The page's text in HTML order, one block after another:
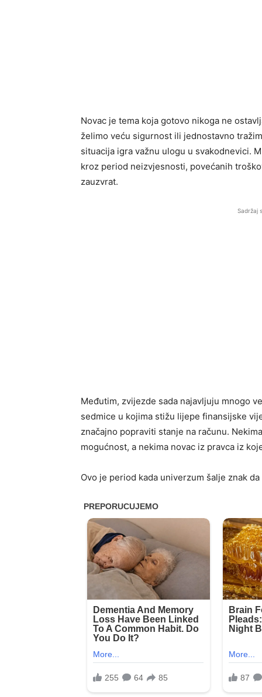
Novac je tema koja gotovo nikoga ne
želimo veću sigurnost ili jednostavno
situacija igra važnu ulogu u svakodnevici.
kroz period neizvjesnosti, povećanih
zauzvrat.
Sadržaj
Međutim, zvijezde sada najavljuju mnogo
sedmice u kojima stižu lijepe finansijske
značajno popraviti stanje na računu.
mogućnost, a nekima novac iz pravca iz
Ovo je period kada univerzum šalje znak